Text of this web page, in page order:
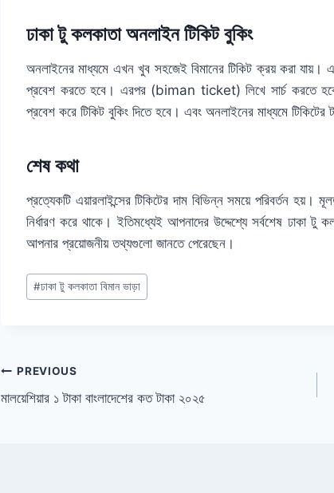
ঢাকা টু কলকাতা অনলাইন টিকিট বুকিং
অনলাইনের মাধ্যমে এখন খুব সহজেই বিমানের টিকিট ক্রয় করা
প্রবেশ করতে হবে। এরপর (biman ticket) লিখে সার্চ করতে হবে।
প্রবেশ করে টিকিট বুকিং দিতে হবে। এবং অনলাইনের মাধ্যমে টিকিটের
শেষ কথা
প্রত্যেকটি এয়ারলাইন্সের টিকিটের দাম বিভিন্ন সময়ে পরিবর্তন হয়।
নির্ধারণ করে থাকে। ইতিমধ্যেই আপনাদের উদ্দেশ্যে সর্বশেষ ঢাকা
আপনার প্রয়োজনীয় তথ্যগুলো জানতে পেরেছেন।
Post
Tags:
#ঢাকা টু কলকাতা বিমান ভাড়া
Post
navigation
PREVIOUS
মালয়েশিয়ার ১ টাকা বাংলাদেশের কত টাকা ২০২৫